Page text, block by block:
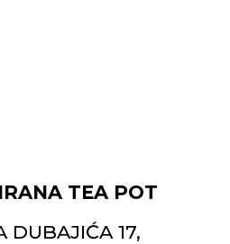
TEA POT
DUBAJIĆA 17,